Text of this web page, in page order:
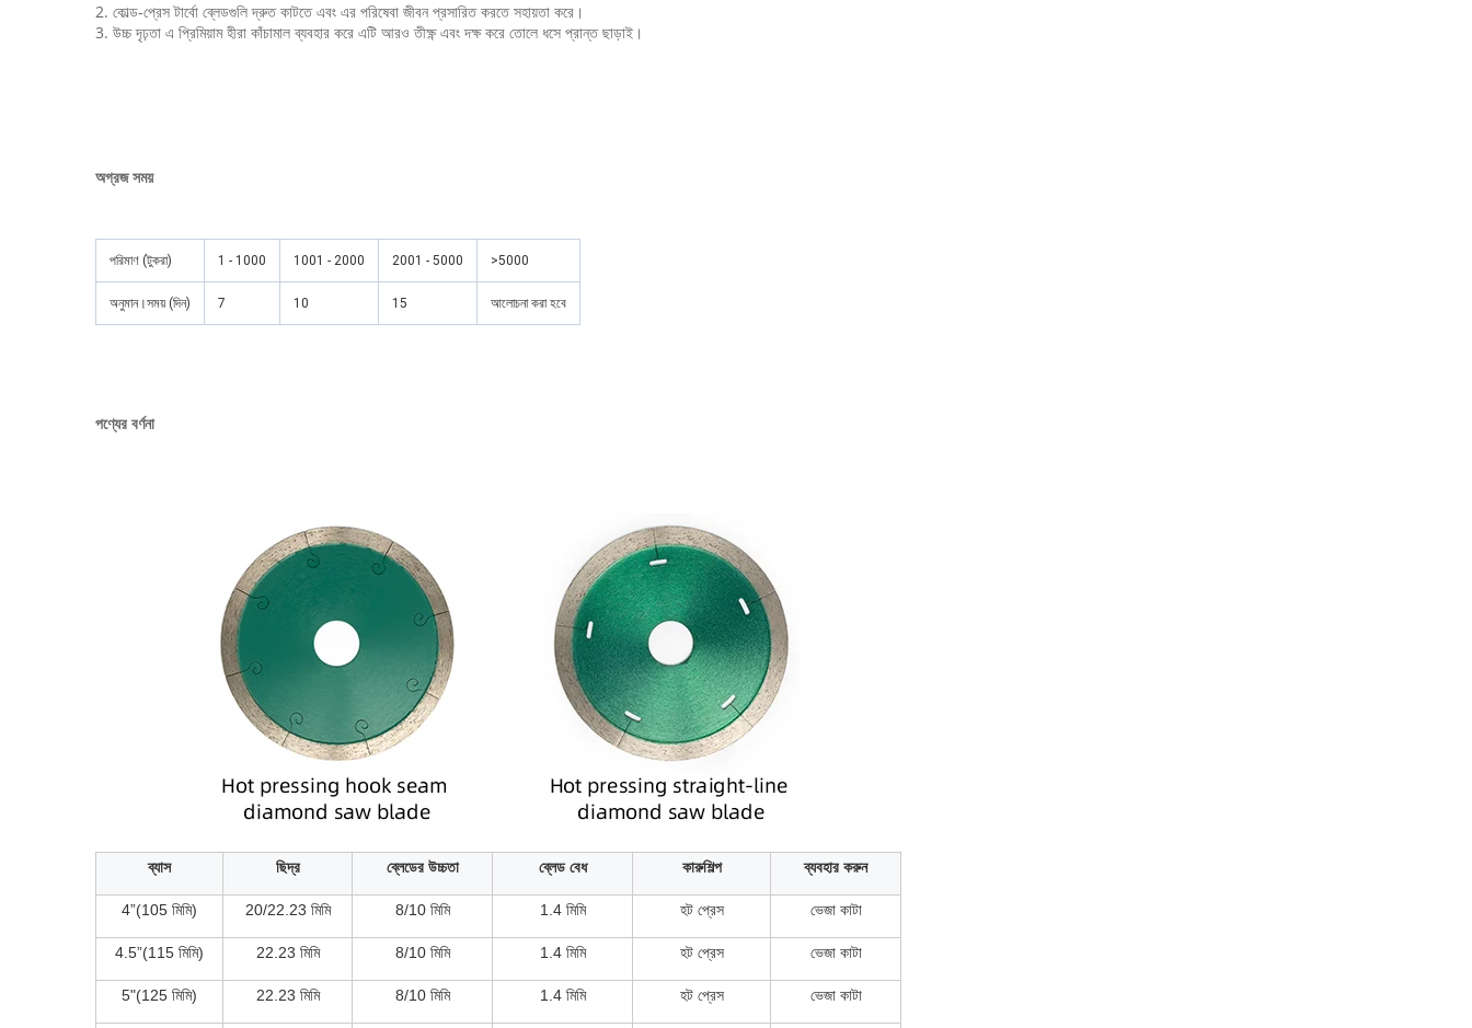
2. কোল্ড-প্রেস টার্বো ব্লেডগুলি দ্রুত কাটতে এবং এর পরিষেবা জীবন প্রসারিত করতে সহায়তা করে।
3. উচ্চ দৃঢ়তা এ প্রিমিয়াম হীরা কাঁচামাল ব্যবহার করে এটি আরও তীক্ষ্ণ এবং দক্ষ করে তোলে ধসে প্রান্ত ছাড়াই।
অগ্রজ সময়
পরিমাণ (টুকরা) 1 - 1000 1001 - 2000 2001 - 5000 >5000
অনুমান।সময় (দিন) 7 10 15 আলোচনা করা হবে
পণ্যের বর্ণনা
ব্যাস ছিদ্র ব্লেডের উচ্চতা ব্লেড বেধ কারুশিল্প ব্যবহার করুন
4”(105 মিমি) 20/22.23 মিমি 8/10 মিমি 1.4 মিমি হট প্রেস ভেজা কাটা
4.5”(115 মিমি) 22.23 মিমি 8/10 মিমি 1.4 মিমি হট প্রেস ভেজা কাটা
5"(125 মিমি) 22.23 মিমি 8/10 মিমি 1.4 মিমি হট প্রেস ভেজা কাটা